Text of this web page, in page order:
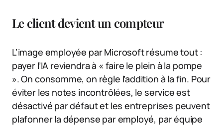
Le client devient un compteur
L’image employée par Microsoft résume tout :
payer l’IA reviendra à « faire le plein à la pompe
». On consomme, on règle l’addition à la fin. Pour
éviter les notes incontrôlées, le service est
désactivé par défaut et les entreprises peuvent
plafonner la dépense par employé, par équipe